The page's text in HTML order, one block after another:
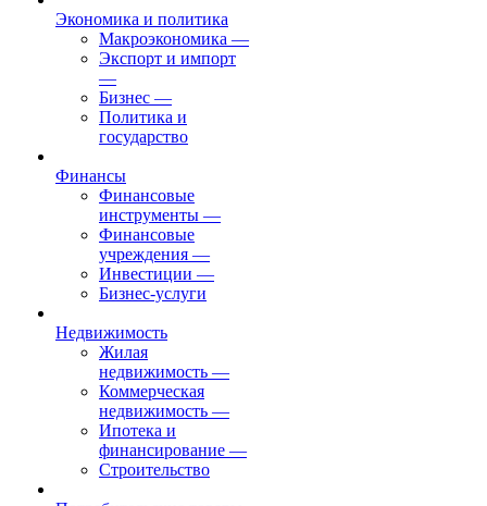
Экономика и политика
Макроэкономика —
Экспорт и импорт
—
Бизнес —
Политика и
государство
Финансы
Финансовые
инструменты —
Финансовые
учреждения —
Инвестиции —
Бизнес-услуги
Недвижимость
Жилая
недвижимость —
Коммерческая
недвижимость —
Ипотека и
финансирование —
Строительство